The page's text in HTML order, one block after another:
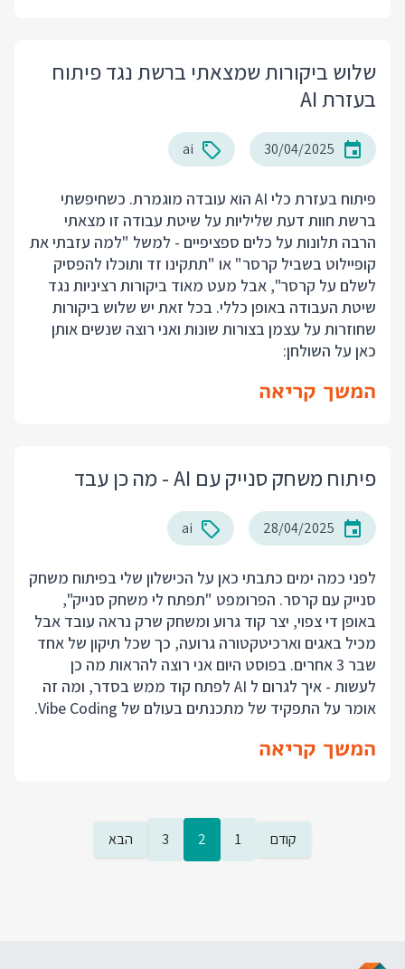
שלוש ביקורות שמצאתי ברשת נגד פיתוח
בעזרת AI
30/04/2025
ai
פיתוח בעזרת כלי AI הוא עובדה מוגמרת. כשחיפשתי
ברשת חוות דעת שליליות על שיטת עבודה זו מצאתי
הרבה תלונות על כלים ספציפיים - למשל "למה עזבתי את
קופיילוט בשביל קרסר" או "תתקינו זד ותוכלו להפסיק
לשלם על קרסר", אבל מעט מאוד ביקורות רציניות נגד
שיטת העבודה באופן כללי. בכל זאת יש שלוש ביקורות
שחוזרות על עצמן בצורות שונות ואני רוצה שנשים אותן
כאן על השולחן:
המשך קריאה
פיתוח משחק סנייק עם AI - מה כן עבד
28/04/2025
ai
לפני כמה ימים כתבתי כאן על הכישלון שלי בפיתוח משחק
סנייק עם קרסר. הפרומפט "תפתח לי משחק סנייק",
באופן די צפוי, יצר קוד גרוע ומשחק שרק נראה עובד אבל
מכיל באגים וארכיטקטורה גרועה, כך שכל תיקון של אחד
שבר 3 אחרים. בפוסט היום אני רוצה להראות מה כן
לעשות - איך לגרום ל AI לפתח קוד ממש בסדר, ומה זה
אומר על התפקיד של מתכנתים בעולם של Vibe Coding.
המשך קריאה
קודם 1
2
3 הבא